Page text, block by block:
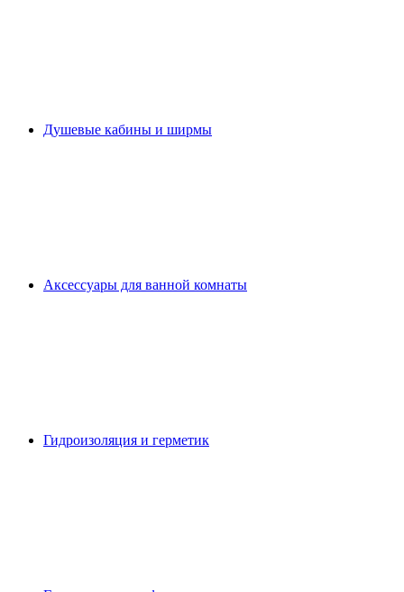
Душевые кабины и ширмы
Аксессуары для ванной комнаты
Гидроизоляция и герметик